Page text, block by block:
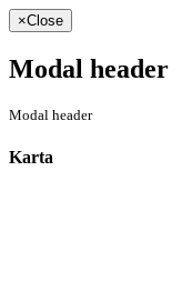
×Close
Modal header
Modal header
Karta